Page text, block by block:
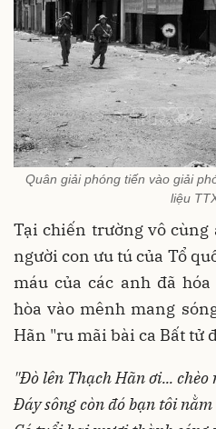
Quân giải phóng tiến vào giải
liệu
Tại chiến trường vô
người con ưu tú của Tổ
máu của các anh đã
hòa vào mênh mang
Hãn "ru mãi bài ca Bất tử
"Đò lên Thạch Hãn ơi... chèo
Đáy sông còn đó bạn tôi nằm